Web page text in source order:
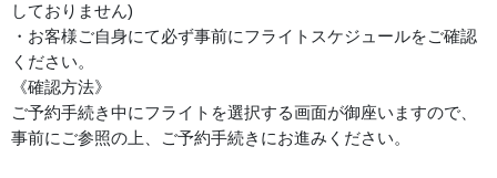
しておりません)
・お客様ご自身にて必ず事前にフライトスケジュールをご確認
ください。
《確認方法》
ご予約手続き中にフライトを選択する画面が御座いますので、
事前にご参照の上、ご予約手続きにお進みください。